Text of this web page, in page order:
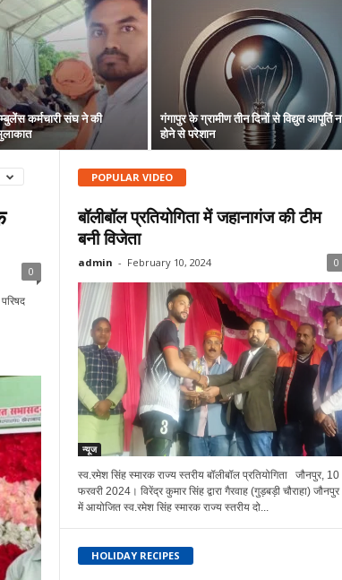
कर्मचारी संघ ने की
गंगापुर के ग्रामीण तीन दिनों से विद्युत आपूर्ति न
होने से परेशान
0
POPULAR VIDEO
बॉलीबॉल प्रतियोगिता में जहानागंज की टीम
बनी विजेता
admin - February 10, 2024 0
न्यूज
स्व.रमेश सिंह स्मारक राज्य स्तरीय बॉलीबॉल प्रतियोगिता जौनपुर, 10
फरवरी 2024। विरेंद्र कुमार सिंह द्वारा गैरवाह (गुड़बड़ी चौराहा) जौनपुर
में आयोजित स्व.रमेश सिंह स्मारक राज्य स्तरीय दो...
HOLIDAY RECIPES